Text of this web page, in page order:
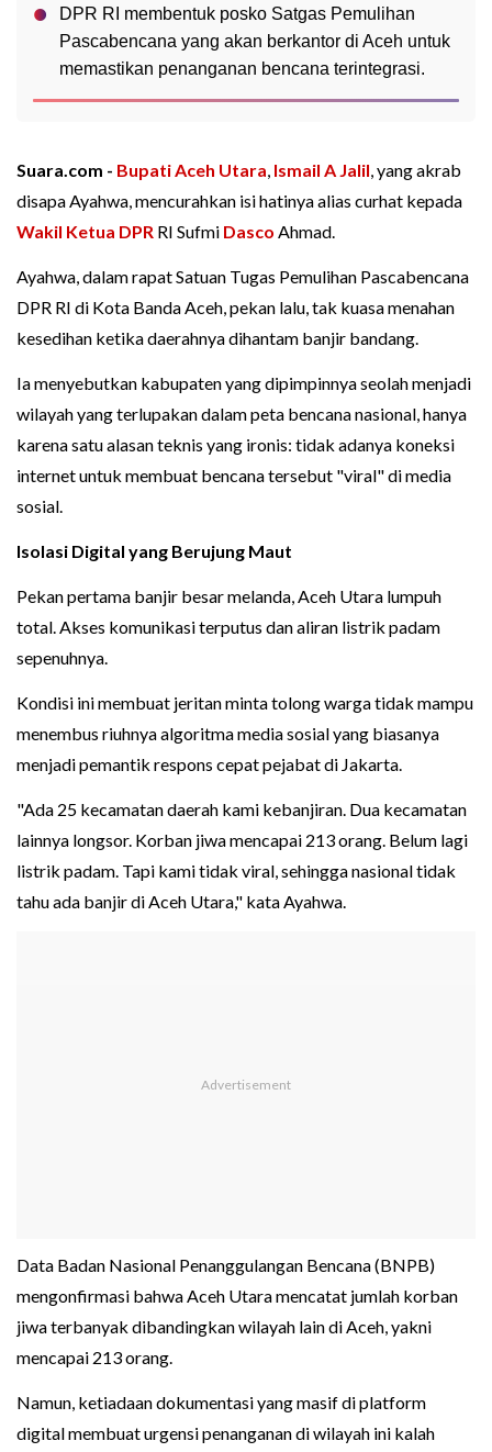
DPR RI membentuk posko Satgas Pemulihan
Pascabencana yang akan berkantor di Aceh untuk
memastikan penanganan bencana terintegrasi.
Suara.com - Bupati Aceh Utara, Ismail A Jalil, yang akrab
disapa Ayahwa, mencurahkan isi hatinya alias curhat kepada
Wakil Ketua DPR RI Sufmi Dasco Ahmad.
Ayahwa, dalam rapat Satuan Tugas Pemulihan Pascabencana
DPR RI di Kota Banda Aceh, pekan lalu, tak kuasa menahan
kesedihan ketika daerahnya dihantam banjir bandang.
Ia menyebutkan kabupaten yang dipimpinnya seolah menjadi
wilayah yang terlupakan dalam peta bencana nasional, hanya
karena satu alasan teknis yang ironis: tidak adanya koneksi
internet untuk membuat bencana tersebut "viral" di media
sosial.
Isolasi Digital yang Berujung Maut
Pekan pertama banjir besar melanda, Aceh Utara lumpuh
total. Akses komunikasi terputus dan aliran listrik padam
sepenuhnya.
Kondisi ini membuat jeritan minta tolong warga tidak mampu
menembus riuhnya algoritma media sosial yang biasanya
menjadi pemantik respons cepat pejabat di Jakarta.
"Ada 25 kecamatan daerah kami kebanjiran. Dua kecamatan
lainnya longsor. Korban jiwa mencapai 213 orang. Belum lagi
listrik padam. Tapi kami tidak viral, sehingga nasional tidak
tahu ada banjir di Aceh Utara," kata Ayahwa.
Data Badan Nasional Penanggulangan Bencana (BNPB)
mengonfirmasi bahwa Aceh Utara mencatat jumlah korban
jiwa terbanyak dibandingkan wilayah lain di Aceh, yakni
mencapai 213 orang.
Namun, ketiadaan dokumentasi yang masif di platform
digital membuat urgensi penanganan di wilayah ini kalah